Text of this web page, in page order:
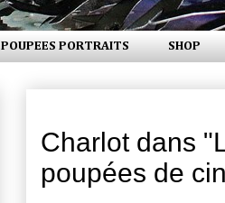
POUPEES PORTRAITS SHOP
Charlot dans
poupées de